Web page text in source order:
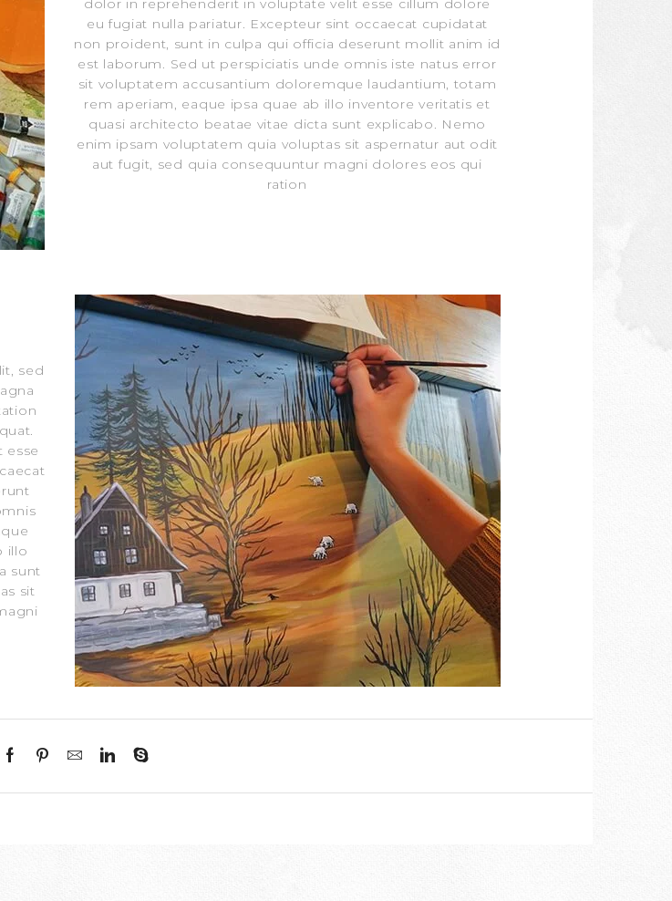
dolor in reprehenderit in voluptate velit esse cillum dolore
eu fugiat nulla pariatur. Excepteur sint occaecat cupidatat
non proident, sunt in culpa qui officia deserunt mollit anim id
est laborum. Sed ut perspiciatis unde omnis iste natus error
sit voluptatem accusantium doloremque laudantium, totam
rem aperiam, eaque ipsa quae ab illo inventore veritatis et
quasi architecto beatae vitae dicta sunt explicabo. Nemo
enim ipsam voluptatem quia voluptas sit aspernatur aut odit
aut fugit, sed quia consequuntur magni dolores eos qui
ration
sed
esse
illo
sunt
sit